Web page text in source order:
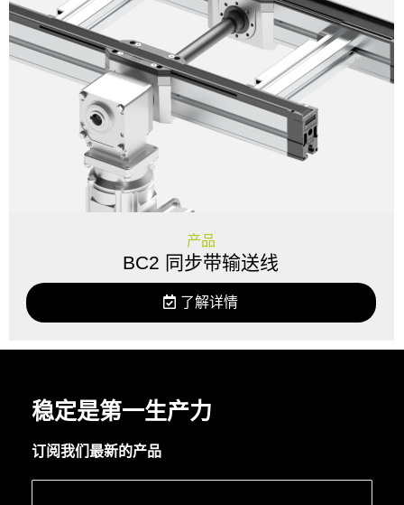
产品
BC2 同步带输送线
了解详情
稳定是第一生产力
订阅我们最新的产品